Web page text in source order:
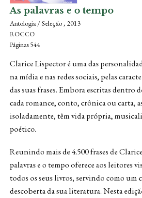
As palavras e o tempo
Antologia / Seleção , 2013
ROCCO
Páginas 544
Clarice Lispector é uma das
na mídia e nas redes sociais, pelas
das suas frases. Embora escritas dentro
cada romance, conto, crônica ou carta,
isoladamente, têm vida própria,
poético.
Reunindo mais de 4.500 frases de
palavras e o tempo oferece aos leitores
todos os seus livros, servindo como um
descoberta da sua literatura. Nesta